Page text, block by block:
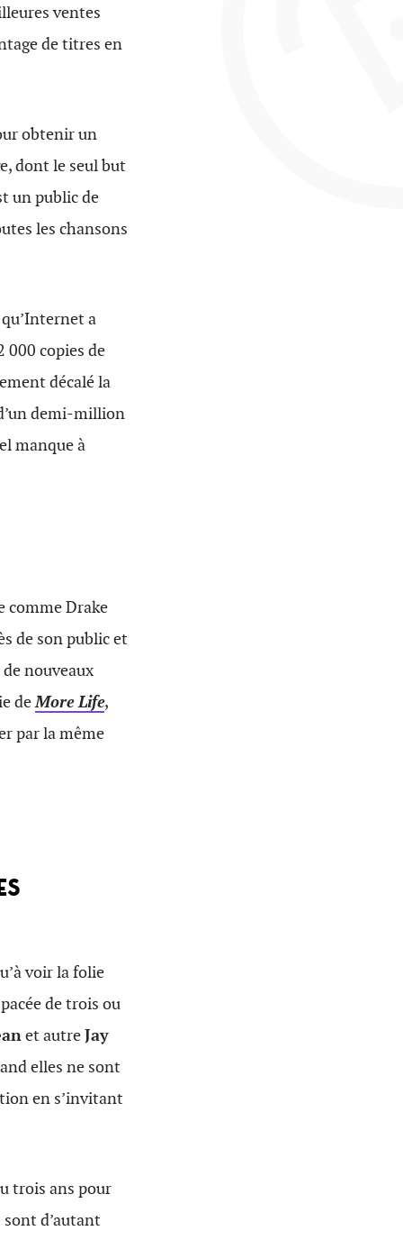
ventes
de titres en
obtenir un
dont le seul but
un public de
les chansons
a
000 copies de
décalé la
demi-million
manque à
comme Drake
de son public et
nouveaux
deMore Life,
par la même
voir la folie
de trois ou
et autreJay
elles ne sont
en s’invitant
trois ans pour
sont d’autant